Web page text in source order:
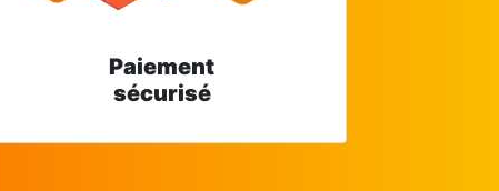
Paiement
sécurisé